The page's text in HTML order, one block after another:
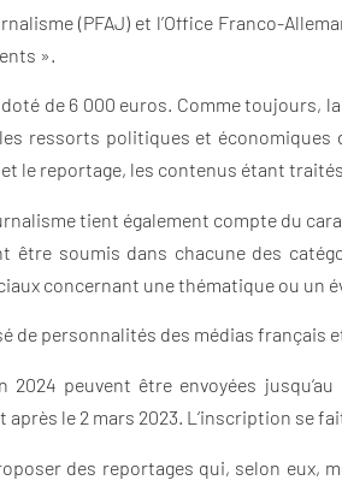
(PFAJ) et l’Office Franco-
».
doté de 6 000 euros. Comme
ressorts politiques et économiques
et le reportage, les contenus étant
tient également compte du
être soumis dans chacune des
concernant une thématique ou un
de personnalités des médias
2024 peuvent être envoyées
le 2 mars 2023. L‘inscription se
des reportages qui, selon eux,